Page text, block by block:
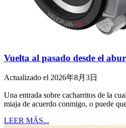
Vuelta al pasado desde el
Actualizado el 2026年8月3日
Una entrada sobre cacharritos de la
miaja de acuerdo conmigo, o puede
LEER MÁS...